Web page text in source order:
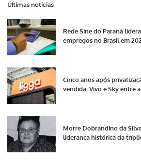
Últimas notícias
Rede Sine do Paraná
empregos no Brasil em
Cinco anos após
vendida; Vivo e Sky entre
Morre Dobrandino da
liderança histórica da